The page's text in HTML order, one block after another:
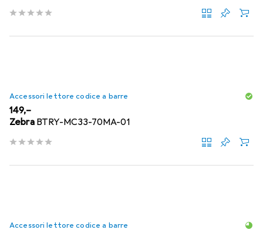
Accessori lettore codice a barre
EUR
149,–
Zebra BTRY-MC33-70MA-01
Accessori lettore codice a barre